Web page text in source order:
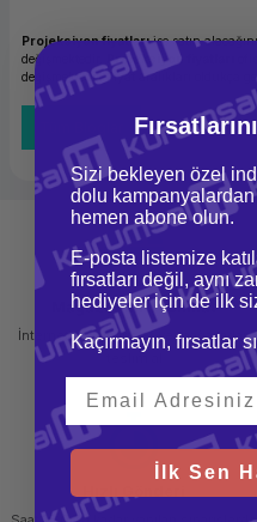
Projeksiyon fiyatlarıise satın
değişmektedir.
Projeksiyon fiyatları
değişmektedir. Fiyat aralıkları oldukça
Mağazadan Teslimat
İnternetten sipariş et ve mağazadan
Sizi bekleyen özel
dolu
hemen abone olun.
E-posta listemize
fırsatları değil, aynı
hediyeler için de ilk
Kaçırmayın, fırsatlar
İlk Sen